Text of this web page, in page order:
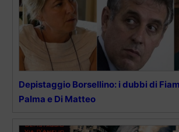
Depistaggio Borsellino: i dubbi di
Palma e Di Matteo